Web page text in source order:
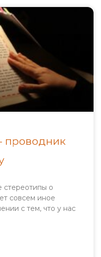
проводник
стереотипы о
совсем иное
с тем, что у нас